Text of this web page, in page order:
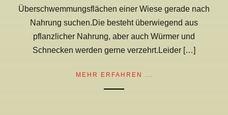
Überschwemmungsflächen einer Wiese gerade nach
Nahrung suchen.Die besteht überwiegend aus
pflanzlicher Nahrung, aber auch Würmer und
Schnecken werden gerne verzehrt.Leider […]
MEHR ERFAHREN ...